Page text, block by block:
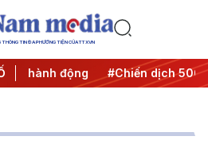
THÔNG TIN ĐA PHƯƠNG TIỆN CỦA TTXVN
động #Chiến dịch 500 ngày